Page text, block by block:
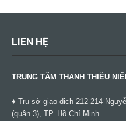
LIÊN HỆ
TRUNG TÂM THANH THIẾU
♦ Trụ sở giao dịch 212-214
(quận 3), TP. Hồ Chí Minh.